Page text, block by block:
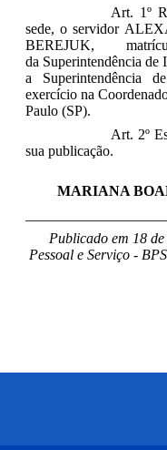
Art. 1º
sede, o servidor A
BEREJUK,
da Superintendência de
a Superintendência
exercício na
Paulo (SP).
Art. 2º
sua publicação.
MARIANA
Publicado em 18
Pessoal e Serviço -